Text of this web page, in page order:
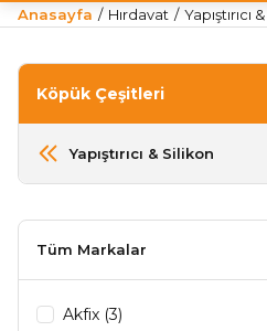
Anasayfa Hırdavat Yapıştırıcı
Köpük Çeşitleri
Yapıştırıcı & Silikon
Tüm Markalar
Akfix (3)